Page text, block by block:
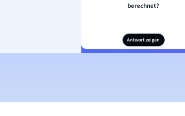
berechnet?
Antwort zeigen